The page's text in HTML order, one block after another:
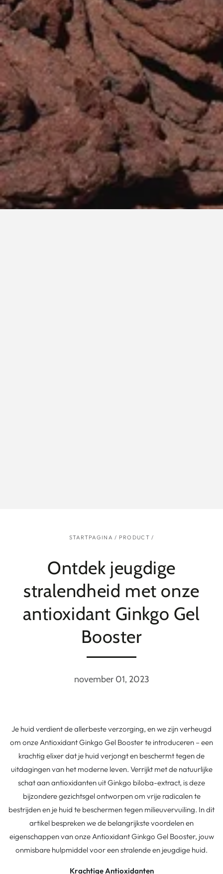
STARTPAGINA / PRODUCT /
Ontdek jeugdige
stralendheid met onze
antioxidant Ginkgo Gel
Booster
november 01, 2023
Je huid verdient de allerbeste verzorging, en we zijn verheugd
om onze Antioxidant Ginkgo Gel Booster te introduceren – een
krachtig elixer dat je huid verjongt en beschermt tegen de
uitdagingen van het moderne leven. Verrijkt met de natuurlijke
schat aan antioxidanten uit Ginkgo biloba-extract, is deze
bijzondere gezichtsgel ontworpen om vrije radicalen te
bestrijden en je huid te beschermen tegen milieuvervuiling. In dit
artikel bespreken we de belangrijkste voordelen en
eigenschappen van onze Antioxidant Ginkgo Gel Booster, jouw
onmisbare hulpmiddel voor een stralende en jeugdige huid.
Krachtige Antioxidanten